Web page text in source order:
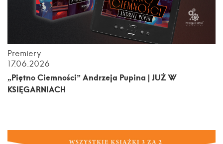
Premiery
17.06.2026
„Piętno Ciemności” Andrzeja Pupina | JUŻ W
KSIĘGARNIACH